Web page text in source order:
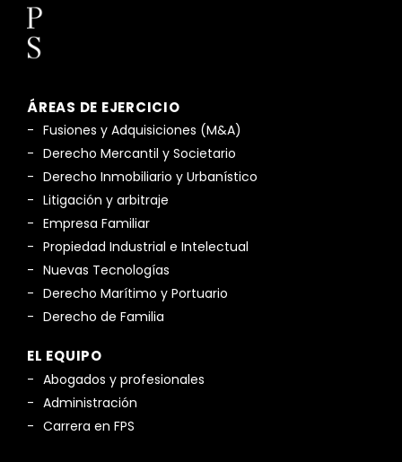
ÁREAS DE EJERCICIO
Fusiones y Adquisiciones (M&A)
Derecho Mercantil y Societario
Derecho Inmobiliario y Urbanístico
Litigación y arbitraje
Empresa Familiar
Propiedad Industrial e Intelectual
Nuevas Tecnologías
Derecho Marítimo y Portuario
Derecho de Familia
EL EQUIPO
Abogados y profesionales
Administración
Carrera en FPS